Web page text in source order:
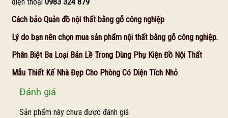
Cách bảo Quản đồ nội thất bằng gỗ công nghiệp
Lý do bạn nên chọn mua sản phẩm nội thất bằng gỗ công nghiệp.
Phân Biệt Ba Loại Bản Lề Trong Dùng Phụ Kiện Đồ Nội Thất
Mẫu Thiết Kế Nhà Đẹp Cho Phòng Có Diện Tích Nhỏ
Đánh giá
Sản phẩm này chưa được đánh giá